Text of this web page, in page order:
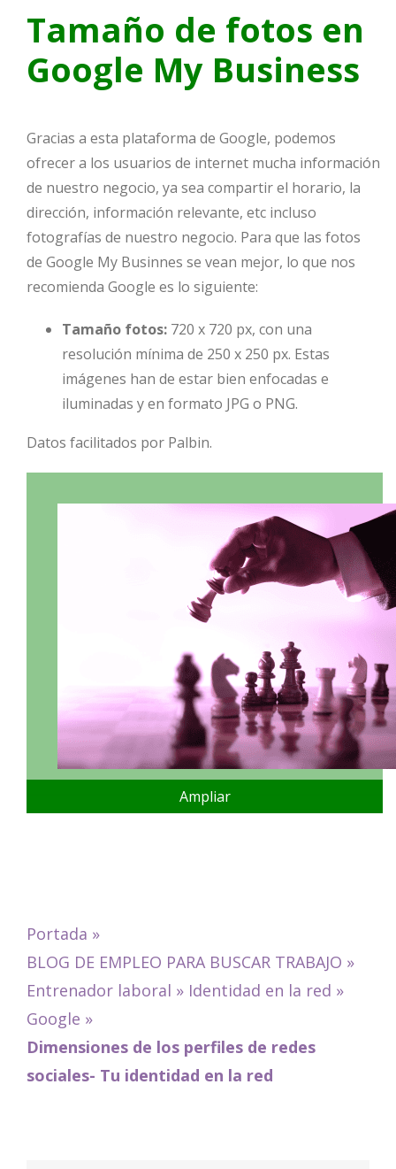
Tamaño de fotos en
Google My Business
Gracias a esta plataforma de Google, podemos
ofrecer a los usuarios de internet mucha información
de nuestro negocio, ya sea compartir el horario, la
dirección, información relevante, etc incluso
fotografías de nuestro negocio. Para que las fotos
de Google My Businnes se vean mejor, lo que nos
recomienda Google es lo siguiente:
Tamaño fotos:720 x 720 px, con una
resolución mínima de 250 x 250 px. Estas
imágenes han de estar bien enfocadas e
iluminadas y en formato JPG o PNG.
Datos facilitados por Palbin.
Ampliar
Portada »
BLOG DE EMPLEO PARA BUSCAR TRABAJO »
Entrenador laboral » Identidad en la red »
Google »
Dimensiones de los perfiles de redes
sociales- Tu identidad en la red